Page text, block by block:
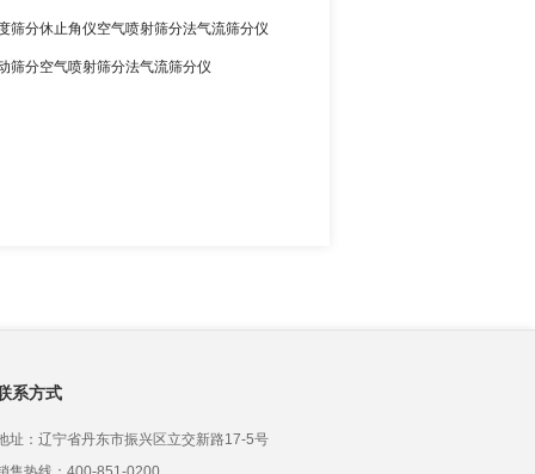
筛分休止角仪空气喷射筛分法气流筛分仪
筛分空气喷射筛分法气流筛分仪
系方式
址：辽宁省丹东市振兴区立交新路17-5号